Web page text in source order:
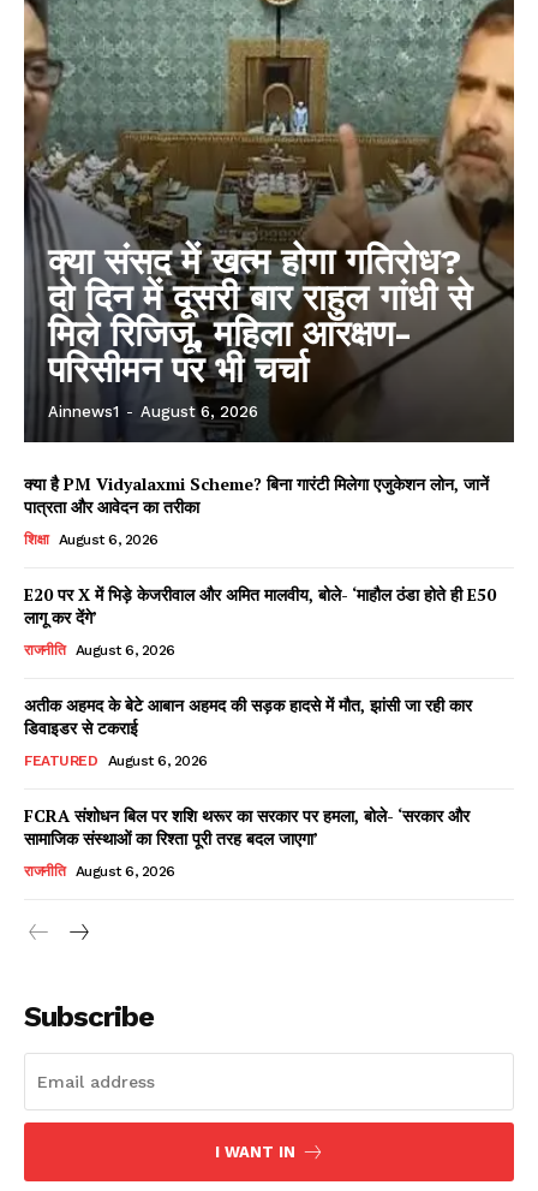
Facebook
X WhatsApp
Share
Read Latest News on AIN
क्या संसद में खत्म होगा गतिरोध?
दो दिन में दूसरी बार राहुल गांधी से
मिले रिजिजू, महिला आरक्षण-
परिसीमन पर भी चर्चा
Ainnews1 - August 6, 2026
क्या है PM Vidyalaxmi Scheme? बिना गारंटी मिलेगा एजुकेशन लोन, जानें
पात्रता और आवेदन का तरीका
शिक्षा August 6, 2026
E20 पर X में भिड़े केजरीवाल और अमित मालवीय, बोले- ‘माहौल ठंडा होते ही E50
लागू कर देंगे’
राजनीति August 6, 2026
अतीक अहमद के बेटे आबान अहमद की सड़क हादसे में मौत, झांसी जा रही कार
डिवाइडर से टकराई
FEATURED August 6, 2026
FCRA संशोधन बिल पर शशि थरूर का सरकार पर हमला, बोले- ‘सरकार और
सामाजिक संस्थाओं का रिश्ता पूरी तरह बदल जाएगा’
राजनीति August 6, 2026
Subscribe
I WANT IN